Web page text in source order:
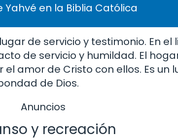
en la Biblia Católica
de servicio y testimonio. En el
de servicio y humildad. El
amor de Cristo con ellos. Es un
de Dios.
Anuncios
y recreación